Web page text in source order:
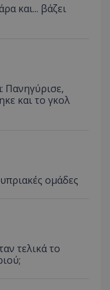
και... βάζει
Πανηγύρισε,
και το γκολ
ομάδες
τελικά το